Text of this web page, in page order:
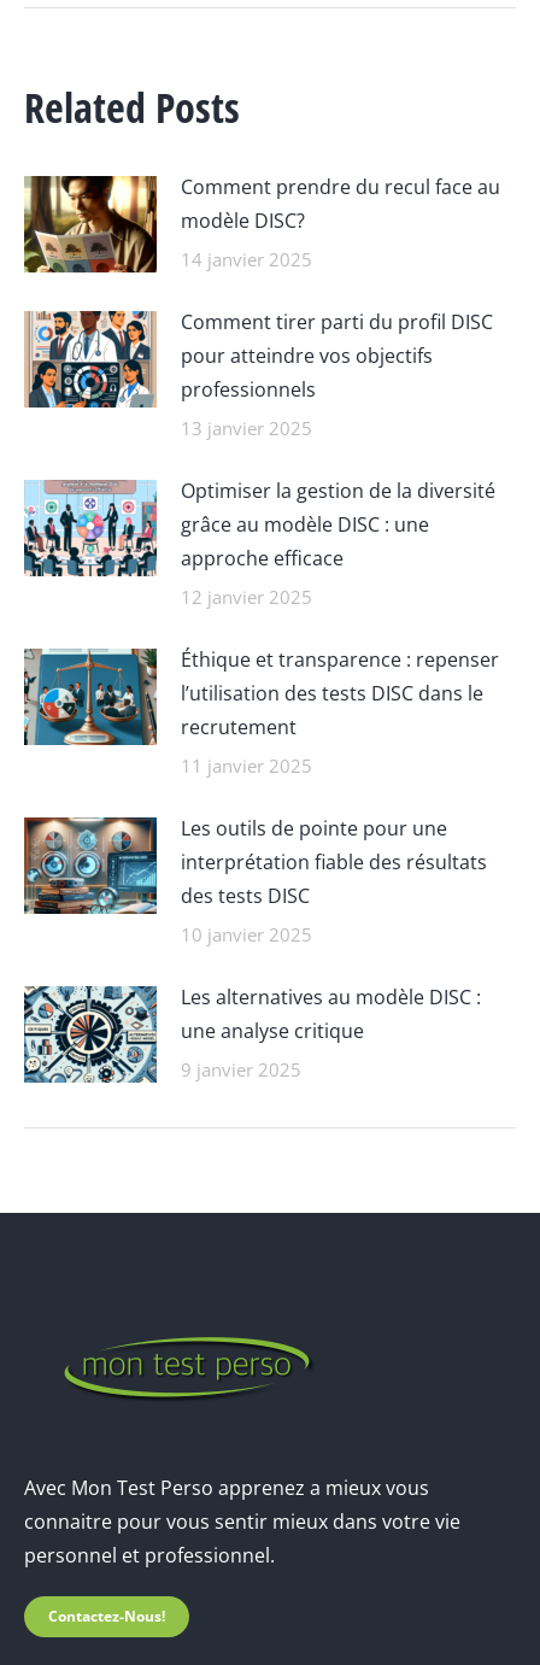
Related Posts
Comment prendre du recul face au
modèle DISC?
14 janvier 2025
Comment tirer parti du profil DISC
pour atteindre vos objectifs
professionnels
13 janvier 2025
Optimiser la gestion de la diversité
grâce au modèle DISC : une
approche efficace
12 janvier 2025
Éthique et transparence : repenser
l’utilisation des tests DISC dans le
recrutement
11 janvier 2025
Les outils de pointe pour une
interprétation fiable des résultats
des tests DISC
10 janvier 2025
Les alternatives au modèle DISC :
une analyse critique
9 janvier 2025
Avec Mon Test Perso apprenez a mieux vous
connaitre pour vous sentir mieux dans votre vie
personnel et professionnel.
Contactez-Nous!